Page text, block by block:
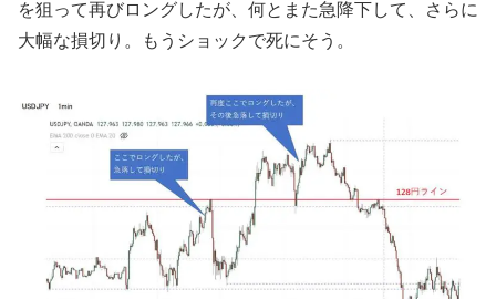
を狙って再びロングしたが、何とまた急降下して、さらに
大幅な損切り。もうショックで死にそう。